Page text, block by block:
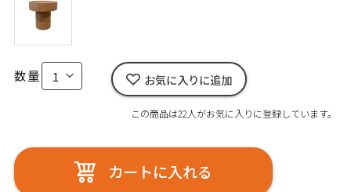
数量 お気に入りに追加
この商品は22人がお気に入りに登録しています。
カートに入れる